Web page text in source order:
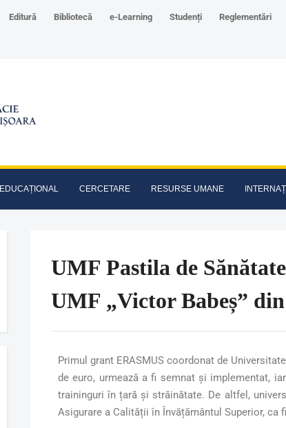
Editură Bibliotecă e-Learning Studenți Reglementări
EDUCAȚIONAL CERCETARE RESURSE UMANE
UMF Pastila de
UMF „Victor Babeș”
Primul grant ERASMUS coordonat de
de euro, urmează a fi semnat și implementat,
traininguri în țară și străinătate. De altfel,
Asigurare a Calității în Învățământul Superior,